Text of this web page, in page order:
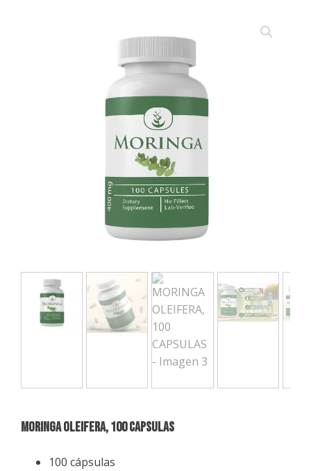
MORINGA OLEIFERA, 100 CAPSULAS
100 cápsulas